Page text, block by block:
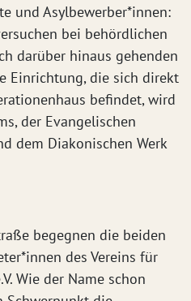
und Asylbewerber*innen:
bei behördlichen
darüber hinaus gehenden
Einrichtung, die sich direkt
befindet, wird
der Evangelischen
dem Diakonischen Werk
begegnen die beiden
des Vereins für
Wie der Name schon